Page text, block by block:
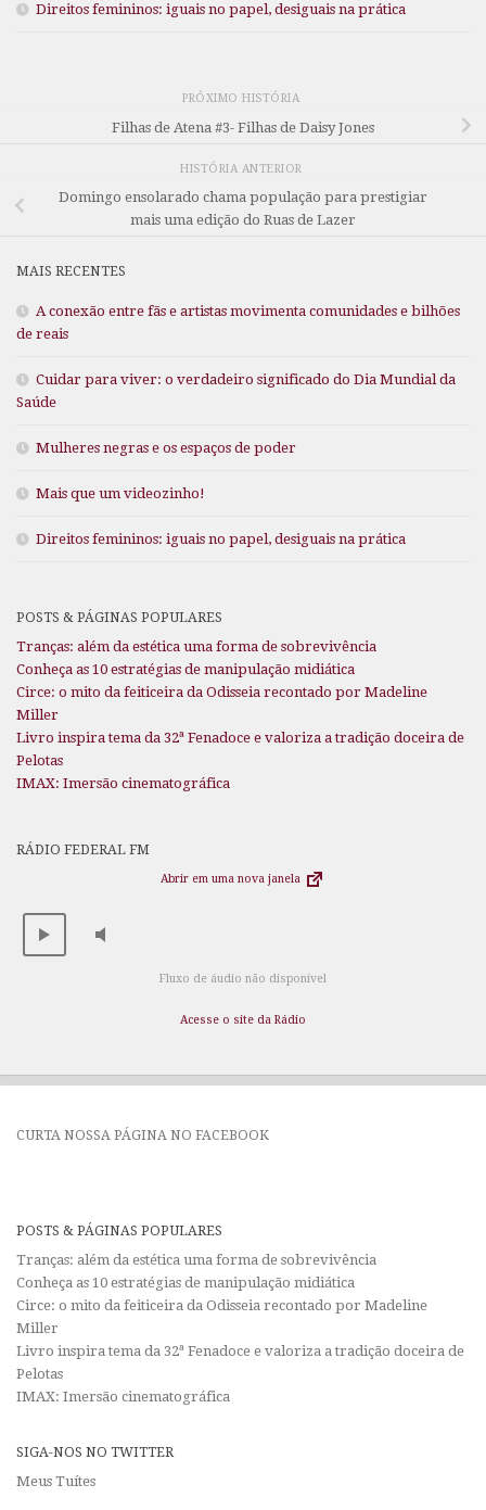
Direitos femininos: iguais no papel, desiguais na prática
PRÓXIMO HISTÓRIA
Filhas de Atena #3- Filhas de Daisy Jones
HISTÓRIA ANTERIOR
Domingo ensolarado chama população para prestigiar
mais uma edição do Ruas de Lazer
MAIS RECENTES
A conexão entre fãs e artistas movimenta comunidades e bilhões
de reais
Cuidar para viver: o verdadeiro significado do Dia Mundial da
Saúde
Mulheres negras e os espaços de poder
Mais que um videozinho!
Direitos femininos: iguais no papel, desiguais na prática
POSTS & PÁGINAS POPULARES
Tranças: além da estética uma forma de sobrevivência
Conheça as 10 estratégias de manipulação midiática
Circe: o mito da feiticeira da Odisseia recontado por Madeline
Miller
Livro inspira tema da 32ª Fenadoce e valoriza a tradição doceira de
Pelotas
IMAX: Imersão cinematográfica
RÁDIO FEDERAL FM
Abrir em uma nova janela
Fluxo de áudio não disponível
Acesse o site da Rádio
CURTA NOSSA PÁGINA NO FACEBOOK
POSTS & PÁGINAS POPULARES
Tranças: além da estética uma forma de sobrevivência
Conheça as 10 estratégias de manipulação midiática
Circe: o mito da feiticeira da Odisseia recontado por Madeline
Miller
Livro inspira tema da 32ª Fenadoce e valoriza a tradição doceira de
Pelotas
IMAX: Imersão cinematográfica
SIGA-NOS NO TWITTER
Meus Tuítes